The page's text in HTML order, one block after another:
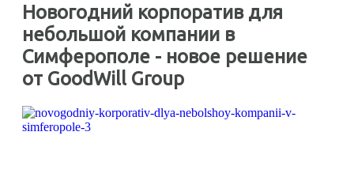
Новогодний корпоратив для
небольшой компании в
Симферополе - новое решение
от GoodWill Group